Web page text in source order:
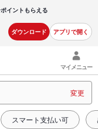
イントもらえる
ダウンロード アプリで開く
マイメニュー
変更
スマート支払い可